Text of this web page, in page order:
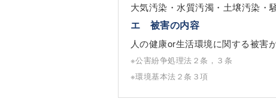
大気汚染・水質汚濁・土壌汚染・
エ 被害の内容
人の健康or生活環境に関する被害
※公害紛争処理法２条，３条
※環境基本法２条３項